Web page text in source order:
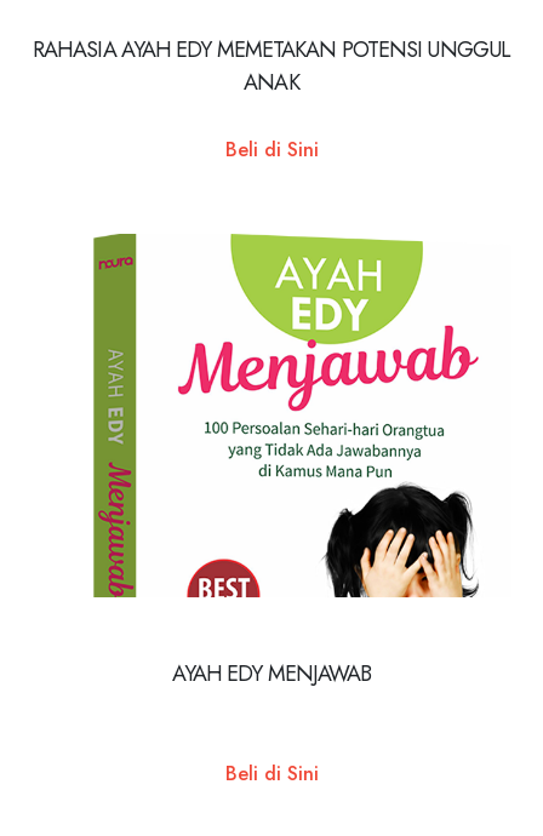
RAHASIA AYAH EDY MEMETAKAN POTENSI UNGGUL
ANAK
Beli di Sini
AYAH EDY MENJAWAB
Beli di Sini